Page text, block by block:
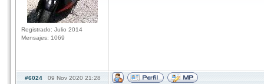
Registrado: Julio 2014
Mensajes: 1069
#6024 09 Nov 2020 21:28